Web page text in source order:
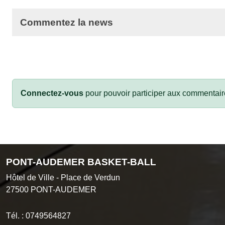
Commentez la news
Connectez-vous pour pouvoir participer aux
PONT-AUDEMER BASKET-BALL
Hôtel de Ville - Place de Verdun
27500 PONT-AUDEMER
Tél. : 0749564827